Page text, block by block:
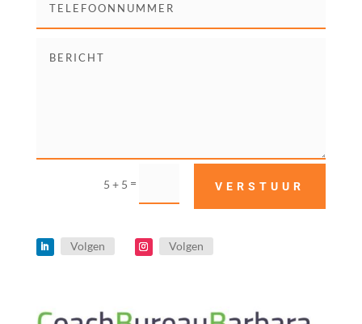
5 + 5 = VERSTUUR
Volgen Volgen